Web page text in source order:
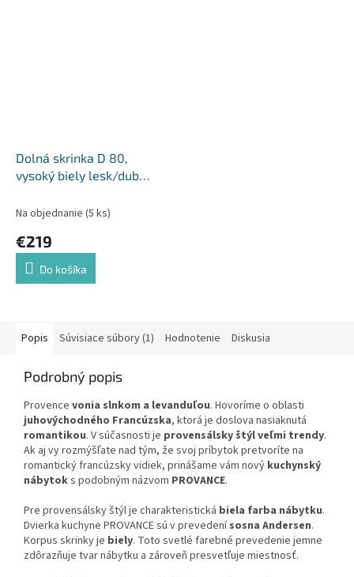
Dolná skrinka D 80,
vysoký biely lesk/dub
Na objednanie (5 ks)
€219
Do košíka
Popis Súvisiace súbory (1) Hodnotenie Diskusia
Podrobný popis
Provence vonia slnkom a levanduľou. Hovoríme o oblasti
juhovýchodného Francúzska, ktorá je doslova nasiaknutá
romantikou. V súčasnosti je provensálsky štýl veľmi trendy.
Ak aj vy rozmýšľate nad tým, že svoj príbytok pretvoríte na
romantický francúzsky vidiek, prinášame vám nový kuchynský
nábytoks podobným názvom PROVANCE.
Pre provensálsky štýl je charakteristická biela farba nábytku.
Dvierka kuchyne PROVANCE sú v prevedenísosna Andersen.
Korpus skrinky je biely. Toto svetlé farebné prevedenie jemne
zdôrazňuje tvar nábytku a zároveň presvetľuje miestnosť.